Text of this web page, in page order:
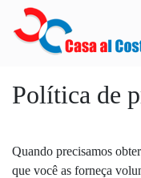
Política de
Quando precisamos
que você as forneça